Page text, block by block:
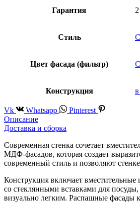
Гарантия
Стиль
Цвет фасада (фильтр)
Конструкция
Vk Whatsapp
Pinterest
Описание
Доставка и сборка
Современная стенка сочетает
МДФ-фасадов, которая создает
современный стиль и позволяют
Конструкция включает
со стеклянными вставками для
визуально легким. Распашные фасады